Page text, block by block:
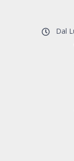
Dal